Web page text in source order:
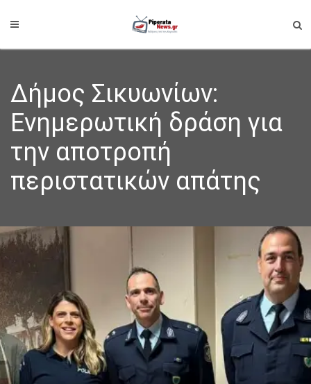
Δήμος Σικυωνίων:
Ενημερωτική δράση για
την αποτροπή
περιστατικών απάτης